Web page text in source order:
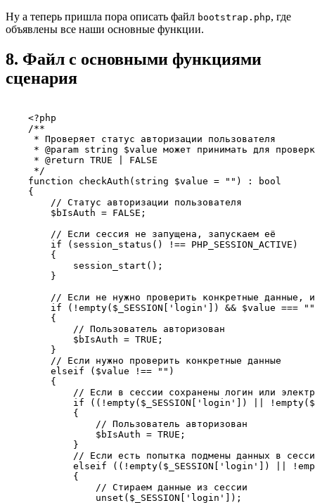
Ну а теперь пришла пора описать файл bootstrap.php, где
объявлены все наши основные функции.
8. Файл с основными функциями
сценария